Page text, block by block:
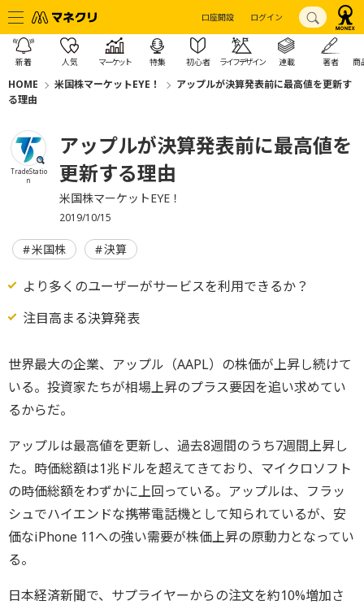
口座開設 ログイン
新着 人気 マーケット 特集 初心者 ライフデザイン 連載 著者 商
HOME 米国株マーケットEYE！
アップルが決算発表前に最高値を更新す
る理由
TradeStatio
n
アップルが決算発表前に最高値を
更新する理由
米国株マーケットEYE！
2019/10/15
米国株 決算
より多くのユーザーがサービスを利用できるか？
注目高まる決算発表
世界最大の企業、アップル（AAPL）の株価が上昇し続けて
いる。投資家たちが相場上昇のプラス要因を追い求めてい
るからだ。
アップルは最高値を更新し、過去8週間のうち7週間上昇し
た。時価総額は1兆ドルを超えてきており、マイクロソフト
の時価総額をわずかに上回っている。アップルは、フラッ
シュでハイエンドな携帯電話機として知られているが、安
価なiPhone 11への強い需要が株価上昇の原動力となってい
る。
日本経済新聞で、サプライヤーからの注文を約10%増加さ